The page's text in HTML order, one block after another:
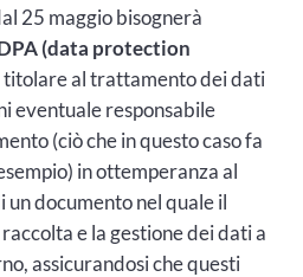
25 maggio bisognerà
(data protection
al trattamento dei dati
eventuale responsabile
(ciò che in questo caso fa
in ottemperanza al
un documento nel quale il
e la gestione dei dati a
assicurandosi che questi